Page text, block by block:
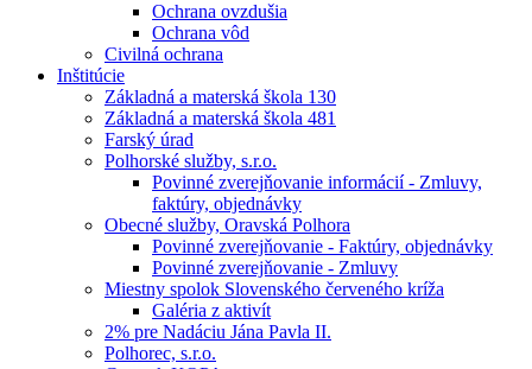
Ochrana ovzdušia
Ochrana vôd
Civilná ochrana
Inštitúcie
Základná a materská škola 130
Základná a materská škola 481
Farský úrad
Polhorské služby, s.r.o.
Povinné zverejňovanie informácií - Zmluvy,
faktúry, objednávky
Obecné služby, Oravská Polhora
Povinné zverejňovanie - Faktúry, objednávky
Povinné zverejňovanie - Zmluvy
Miestny spolok Slovenského červeného kríža
Galéria z aktivít
2% pre Nadáciu Jána Pavla II.
Polhorec, s.r.o.